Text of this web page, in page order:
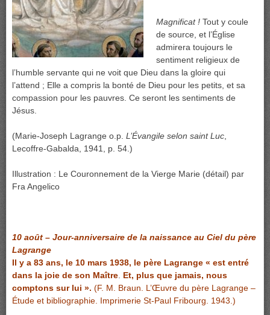
Magnificat ! Tout y coule
de source, et l’Église
admirera toujours le
sentiment religieux de
l’humble servante qui ne voit que Dieu dans la gloire qui
l’attend ; Elle a compris la bonté de Dieu pour les petits, et sa
compassion pour les pauvres. Ce seront les sentiments de
Jésus.
(Marie-Joseph Lagrange o.p. L’Évangile selon saint Luc
Lecoffre-Gabalda, 1941, p. 54.)
Illustration : Le Couronnement de la Vierge Marie (détail) par
Fra Angelico
10 août – Jour-anniversaire de la naissance au Ciel du père
Lagrange
Il y a 83 ans, le 10 mars 1938, le père Lagrange « est entré
dans la joie de son Maître Et, plus que jamais, nous
comptons sur lui ». (F. M. Braun. L’Œuvre du père Lagrange –
Étude et bibliographie. Imprimerie St-Paul Fribourg. 1943.)